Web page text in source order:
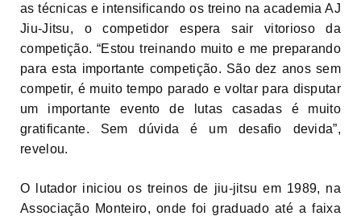
as técnicas e intensificando os treino na academia AJ
Jiu-Jitsu, o competidor espera sair vitorioso da
competição. “Estou treinando muito e me preparando
para esta importante competição. São dez anos sem
competir, é muito tempo parado e voltar para disputar
um importante evento de lutas casadas é muito
gratificante. Sem dúvida é um desafio devida”,
revelou.
O lutador iniciou os treinos de jiu-jitsu em 1989, na
Associação Monteiro, onde foi graduado até a faixa